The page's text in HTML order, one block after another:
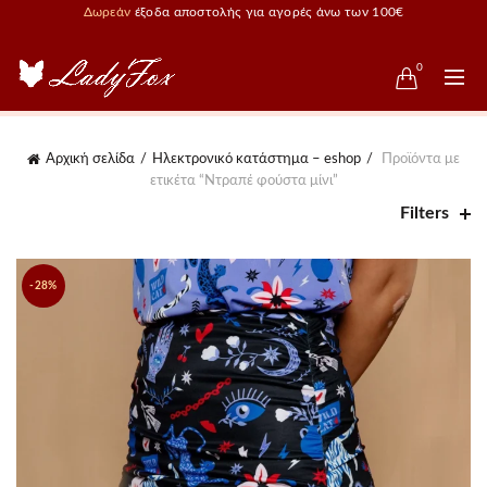
Δωρεάν έξοδα αποστολής για αγορές άνω των 100€
0
Αρχική σελίδα Ηλεκτρονικό κατάστημα – eshop
Προϊόντα με
ετικέτα “Ντραπέ φούστα μίνι”
Filters
-28%